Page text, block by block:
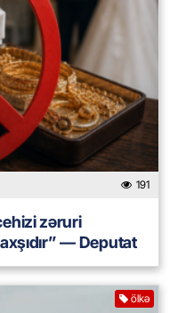
191
zəruri
— Deputat
ölkə